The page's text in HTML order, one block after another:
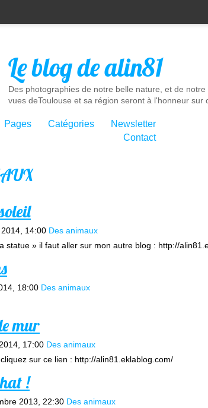
Le blog de alin81
Des photographies de notre belle nature, et de
vues deToulouse et sa région seront à l'honneur sur
Pages Catégories
Newsletter
Contact
14:00 Des animaux
statue » il faut aller sur mon autre blog : http://
18:00 Des animaux
mur
17:00 Des animaux
sur ce lien : http://alin81.eklablog.com/
!
2013, 22:30 Des animaux